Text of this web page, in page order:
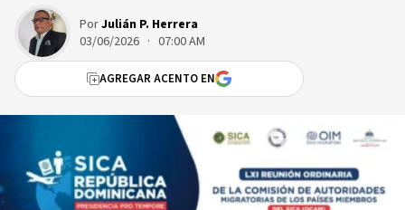
PorJulián P. Herrera
03/06/2026 · 07:00 AM
AGREGAR ACENTO EN